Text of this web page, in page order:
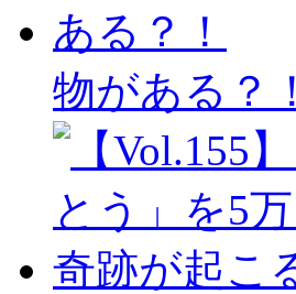
物がある？！